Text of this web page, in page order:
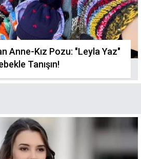
Anne-Kız Pozu: "Leyla Yaz"
Tanışın!